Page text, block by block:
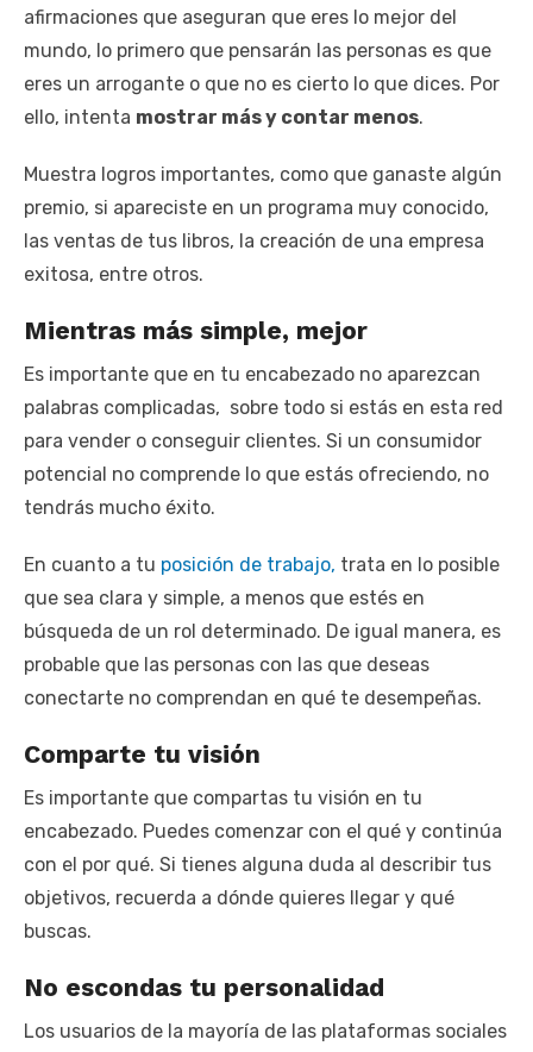
afirmaciones que aseguran que eres lo mejor del
mundo, lo primero que pensarán las personas es que
eres un arrogante o que no es cierto lo que dices. Por
ello, intenta mostrar más y contar menos.
Muestra logros importantes, como que ganaste algún
premio, si apareciste en un programa muy conocido,
las ventas de tus libros, la creación de una empresa
exitosa, entre otros.
Mientras más simple, mejor
Es importante que en tu encabezado no aparezcan
palabras complicadas, sobre todo si estás en esta red
para vender o conseguir clientes. Si un consumidor
potencial no comprende lo que estás ofreciendo, no
tendrás mucho éxito.
En cuanto a tu posición de trabajo, trata en lo posible
que sea clara y simple, a menos que estés en
búsqueda de un rol determinado. De igual manera, es
probable que las personas con las que deseas
conectarte no comprendan en qué te desempeñas.
Comparte tu visión
Es importante que compartas tu visión en tu
encabezado. Puedes comenzar con el qué y continúa
con el por qué. Si tienes alguna duda al describir tus
objetivos, recuerda a dónde quieres llegar y qué
buscas.
No escondas tu personalidad
Los usuarios de la mayoría de las plataformas sociales